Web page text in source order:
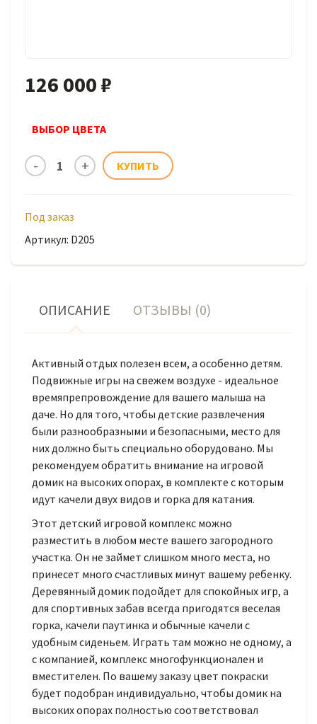
126 000 ₽
ВЫБОР ЦВЕТА
Под заказ
Артикул: D205
ОПИСАНИЕ ОТЗЫВЫ (0)
Активный отдых полезен всем, а особенно детям.
Подвижные игры на свежем воздухе - идеальное
времяпрепровождение для вашего малыша на
даче. Но для того, чтобы детские развлечения
были разнообразными и безопасными, место для
них должно быть специально оборудовано. Мы
рекомендуем обратить внимание на игровой
домик на высоких опорах, в комплекте с которым
идут качели двух видов и горка для катания.
Этот детский игровой комплекс можно
разместить в любом месте вашего загородного
участка. Он не займет слишком много места, но
принесет много счастливых минут вашему ребенку.
Деревянный домик подойдет для спокойных игр, а
для спортивных забав всегда пригодятся веселая
горка, качели паутинка и обычные качели с
удобным сиденьем. Играть там можно не одному, а
с компанией, комплекс многофункционален и
вместителен. По вашему заказу цвет покраски
будет подобран индивидуально, чтобы домик на
высоких опорах полностью соответствовал